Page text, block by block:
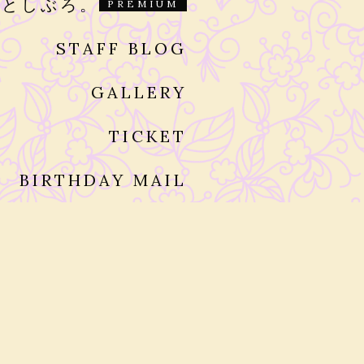
しぶろ。
STAFF BLOG
GALLERY
TICKET
BIRTHDAY MAIL